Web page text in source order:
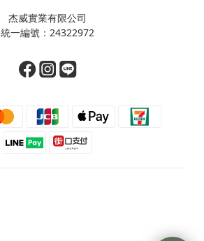
杰威實業有限公司
統一編號：24322972